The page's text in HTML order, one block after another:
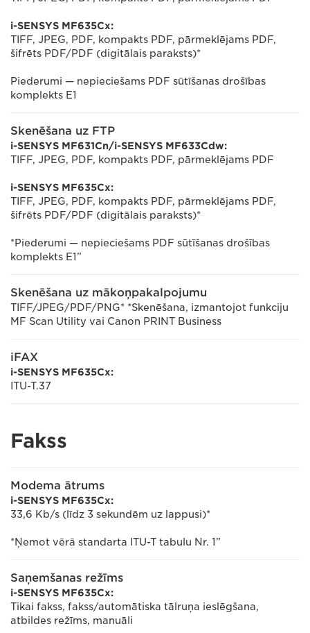
i-SENSYS MF635Cx:
TIFF, JPEG, PDF, kompakts PDF, pārmeklējams PDF,
šifrēts PDF/PDF (digitālais paraksts)*
Piederumi — nepieciešams PDF sūtīšanas drošības
komplekts E1
Skenēšana uz FTP
i-SENSYS MF631Cn/i-SENSYS MF633Cdw:
TIFF, JPEG, PDF, kompakts PDF, pārmeklējams PDF
i-SENSYS MF635Cx:
TIFF, JPEG, PDF, kompakts PDF, pārmeklējams PDF,
šifrēts PDF/PDF (digitālais paraksts)*
*Piederumi — nepieciešams PDF sūtīšanas drošības
komplekts E1”
Skenēšana uz mākoņpakalpojumu
TIFF/JPEG/PDF/PNG* *Skenēšana, izmantojot funkciju
MF Scan Utility vai Canon PRINT Business
iFAX
i-SENSYS MF635Cx:
ITU-T.37
Fakss
Modema ātrums
i-SENSYS MF635Cx:
33,6 Kb/s (līdz 3 sekundēm uz lappusi)*
*Ņemot vērā standarta ITU-T tabulu Nr. 1”
Saņemšanas režīms
i-SENSYS MF635Cx:
Tikai fakss, fakss/automātiska tālruņa ieslēgšana,
atbildes režīms, manuāli